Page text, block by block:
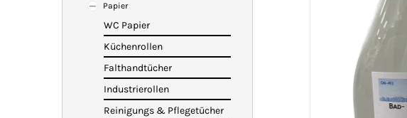
Papier
WC Papier
Küchenrollen
Falthandtücher
Industrierollen
Reinigungs & Pflegetücher